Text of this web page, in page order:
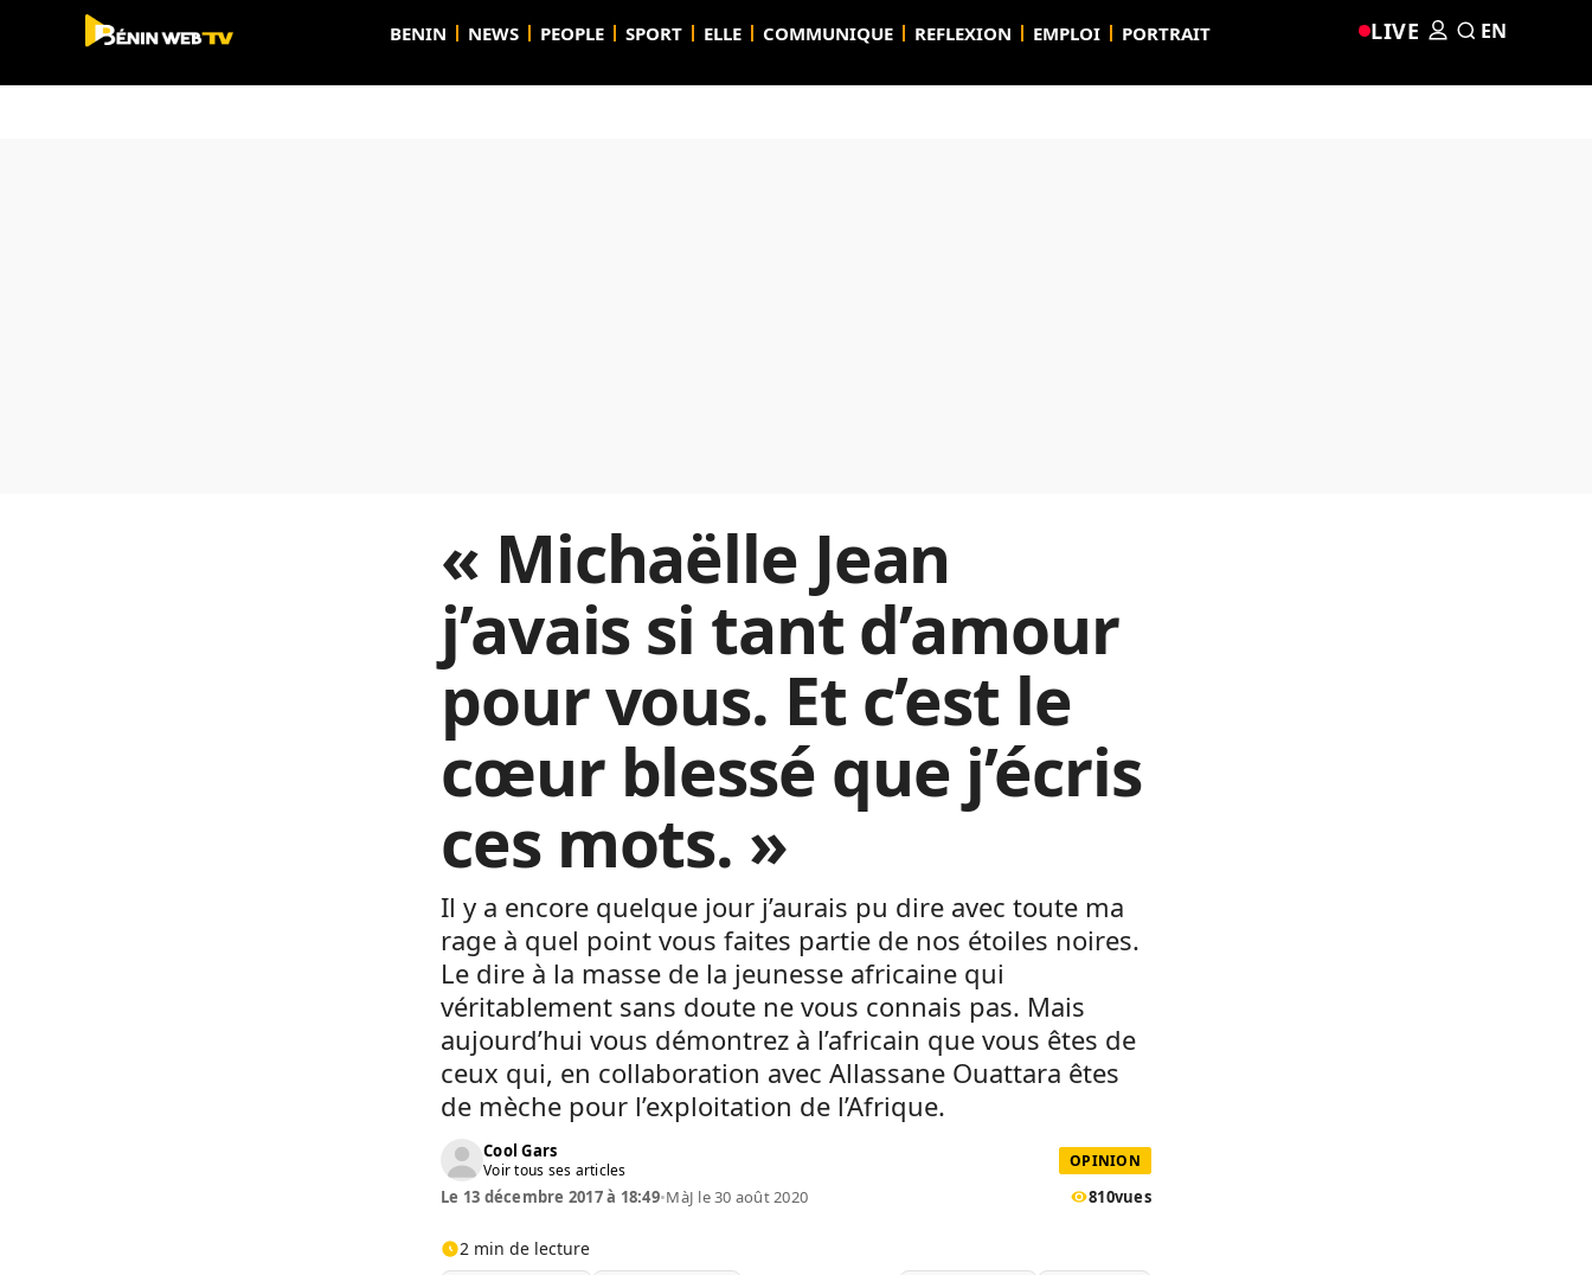
BENIN NEWS PEOPLE SPORT ELLE COMMUNIQUE REFLEXION EMPLOI PORTRAIT LIVE EN
« Michaëlle Jean
j’avais si tant d’amour
pour vous. Et c’est le
cœur blessé que j’écris
ces mots. »
Il y a encore quelque jour j’aurais pu dire avec toute ma
rage à quel point vous faites partie de nos étoiles noires.
Le dire à la masse de la jeunesse africaine qui
véritablement sans doute ne vous connais pas. Mais
aujourd’hui vous démontrez à l’africain que vous êtes de
ceux qui, en collaboration avec Allassane Ouattara êtes
de mèche pour l’exploitation de l’Afrique.
Cool Gars
Voir tous ses articles OPINION
Le 13 décembre 2017 à 18:49•MàJ le 30 août 2020 810vues
2 min de lecture